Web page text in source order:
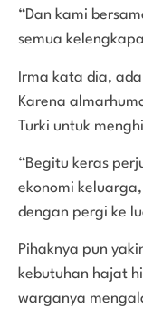
“Dan kami
semua
Irma kata dia,
Karena
Turki untuk
“Begitu keras
ekonomi
dengan pergi ke
Pihaknya pun
kebutuhan hajat
warganya